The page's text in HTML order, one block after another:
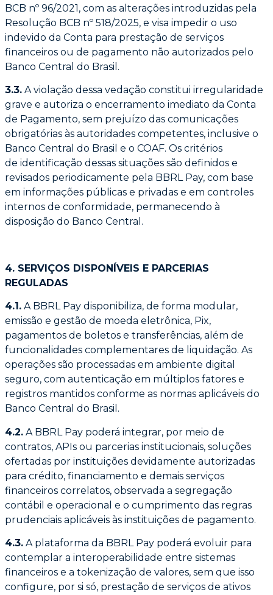
BCB nº 96/2021, com as alterações introduzidas pela
Resolução BCB nº 518/2025, e visa impedir o uso
indevido da Conta para prestação de serviços
financeiros ou de pagamento não autorizados pelo
Banco Central do Brasil.
3.3. A violação dessa vedação constitui irregularidade
grave e autoriza o encerramento imediato da Conta
de Pagamento, sem prejuízo das comunicações
obrigatórias às autoridades competentes, inclusive o
Banco Central do Brasil e o COAF. Os critérios
de identificação dessas situações são definidos e
revisados periodicamente pela BBRL Pay, com base
em informações públicas e privadas e em controles
internos de conformidade, permanecendo à
disposição do Banco Central.
4. SERVIÇOS DISPONÍVEIS E PARCERIAS
REGULADAS
4.1. A BBRL Pay disponibiliza, de forma modular,
emissão e gestão de moeda eletrônica, Pix,
pagamentos de boletos e transferências, além de
funcionalidades complementares de liquidação. As
operações são processadas em ambiente digital
seguro, com autenticação em múltiplos fatores e
registros mantidos conforme as normas aplicáveis do
Banco Central do Brasil.
4.2. A BBRL Pay poderá integrar, por meio de
contratos, APIs ou parcerias institucionais, soluções
ofertadas por instituições devidamente autorizadas
para crédito, financiamento e demais serviços
financeiros correlatos, observada a segregação
contábil e operacional e o cumprimento das regras
prudenciais aplicáveis às instituições de pagamento.
4.3. A plataforma da BBRL Pay poderá evoluir para
contemplar a interoperabilidade entre sistemas
financeiros e a tokenização de valores, sem que isso
configure, por si só, prestação de serviços de ativos